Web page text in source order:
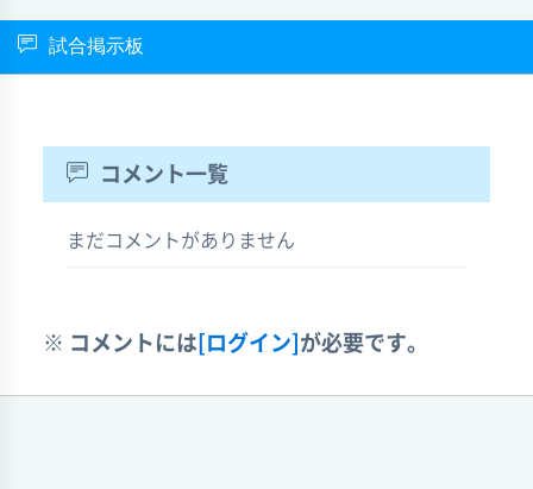
試合掲示板
コメント一覧
まだコメントがありません
※ コメントには [ログイン] が必要です。